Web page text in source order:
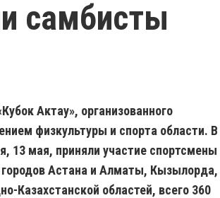
самбисты
Актау», организованного
физкультуры и спорта области. В
13 мая, приняли участие спортсмены
городов Астана и Алматы, Кызылорда,
Казахстанской областей, всего 360